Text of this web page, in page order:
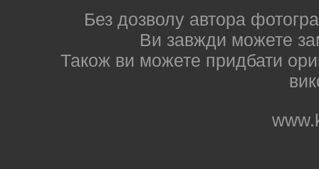
Без дозволу автора
Ви завжди можете
Також ви можете придбати